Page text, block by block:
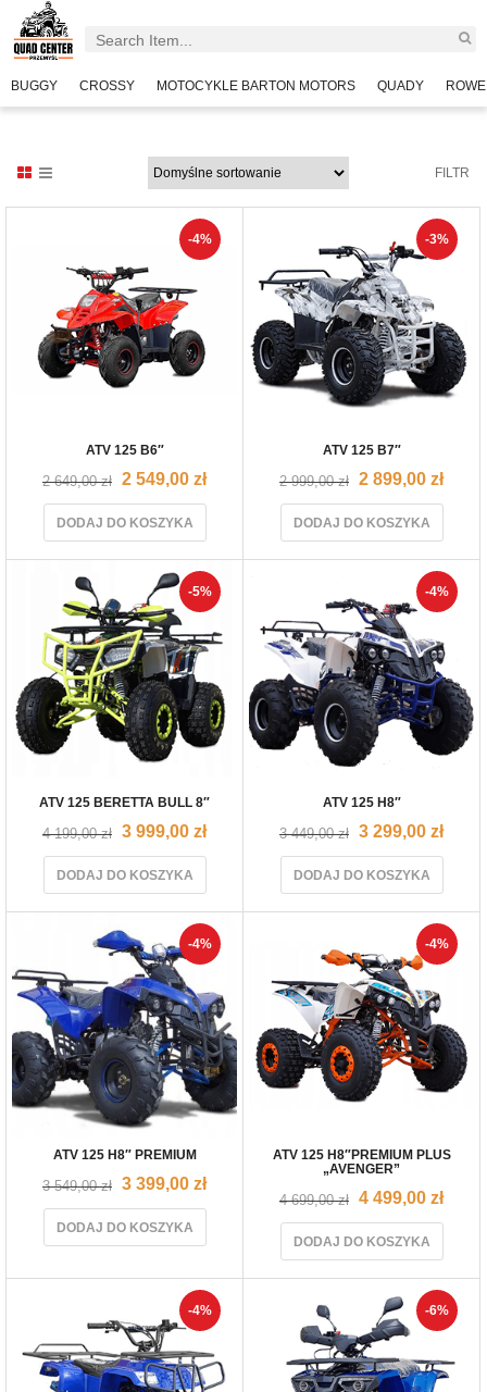
BUGGY CROSSY MOTOCYKLE BARTON MOTORS QUADY
FILTR
-4%
ATV 125 B6″
2 649,00zł 2 549,00 zł
DODAJ DO KOSZYKA
-3%
ATV 125 B7″
2 999,00zł 2 899,00 zł
DODAJ DO KOSZYKA
-5%
ATV 125 BERETTA BULL 8″
4 199,00zł 3 999,00 zł
DODAJ DO KOSZYKA
-4%
ATV 125 H8″
3 449,00zł 3 299,00 zł
DODAJ DO KOSZYKA
-4%
ATV 125 H8″ PREMIUM
3 549,00zł 3 399,00 zł
DODAJ DO KOSZYKA
-4%
ATV 125 H8″PREMIUM PLUS
„AVENGER”
4 699,00zł 4 499,00 zł
DODAJ DO KOSZYKA
-4% -6%